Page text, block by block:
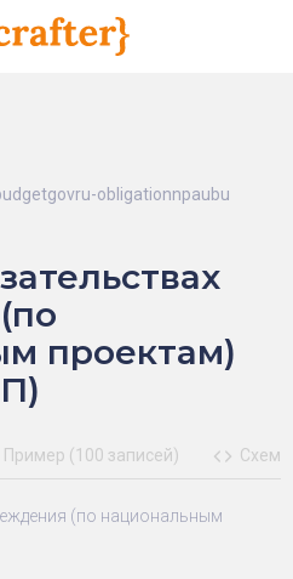
obligationnpaubu
проектам)
Пример (100 записей) Схема
(по национальным